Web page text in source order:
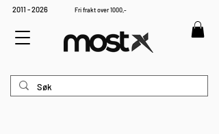
2011 - 2026 Fri frakt over 1000,-